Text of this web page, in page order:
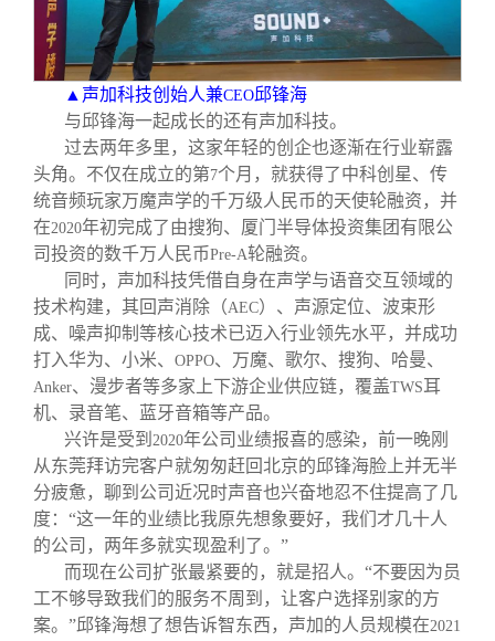
▲声加科技创始人兼CEO 邱锋海
与邱锋海一起成长的还有声加科技。
过去两年多里，这家年轻的创企也逐渐在行业崭露
头角。不仅在成立的第7个月，就获得了中科创星、传
统音频玩家万魔声学的千万级人民币的天使轮融资，并
在2020年初完成了由搜狗、厦门半导体投资集团有限公
司投资的数千万人民币Pre-A轮融资。
同时，声加科技凭借自身在声学与语音交互领域的
技术构建，其回声消除（AEC）、声源定位、波束形
成、噪声抑制等核心技术已迈入行业领先水平，并成功
打入华为、小米、 OPPO、万魔、歌尔、搜狗、哈曼、
Anker、漫步者等多家上下游企业供应链，覆盖TWS耳
机、录音笔、蓝牙音箱等产品。
兴许是受到 2020年公司业绩报喜的感染，前一晚刚
从东莞拜访完客户就匆匆赶回北京的邱锋海脸上并无半
分疲惫，聊到公司近况时声音也兴奋地忍不住提高了几
度：“这一年的业绩比我原先想象要好，我们才几十人
的公司，两年多就实现盈利了。”
而现在公司扩张最紧要的，就是招人。“不要因为员
工不够导致我们的服务不周到，让客户选择别家的方
案。”邱锋海想了想告诉智东西，声加的人员规模在2021